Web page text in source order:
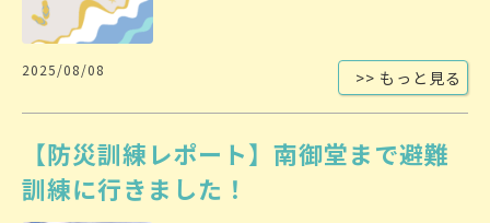
2025/08/08 >> もっと見る
【防災訓練レポート】南御堂まで避難
訓練に行きました！